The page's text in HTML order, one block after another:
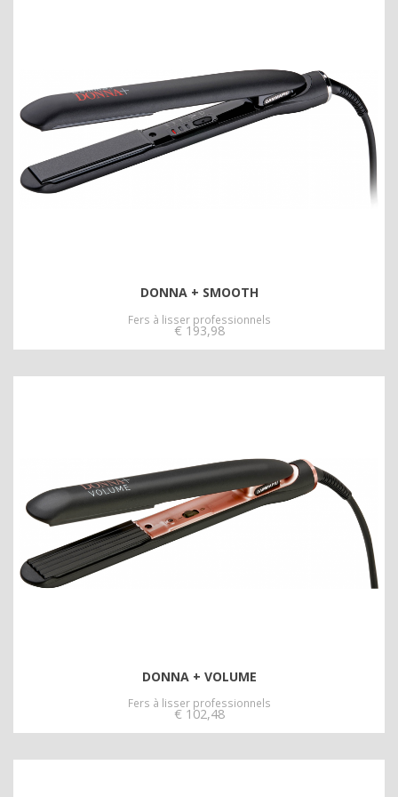
DONNA + SMOOTH
Fers à lisser professionnels
€ 193,98
DONNA + VOLUME
Fers à lisser professionnels
€ 102,48